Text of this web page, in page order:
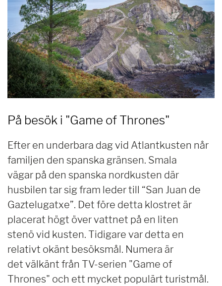
På besök i "Game of Thrones"
Efter en underbara dag vid Atlantkusten når
familjen den spanska gränsen. Smala
vägar på den spanska nordkusten där
husbilen tar sig fram leder till “San Juan de
Gaztelugatxe”. Det före detta klostret är
placerat högt över vattnet på en liten
stenö vid kusten. Tidigare var detta en
relativt okänt besöksmål. Numera är
det välkänt från TV-serien "Game of
Thrones" och ett mycket populärt turistmål.